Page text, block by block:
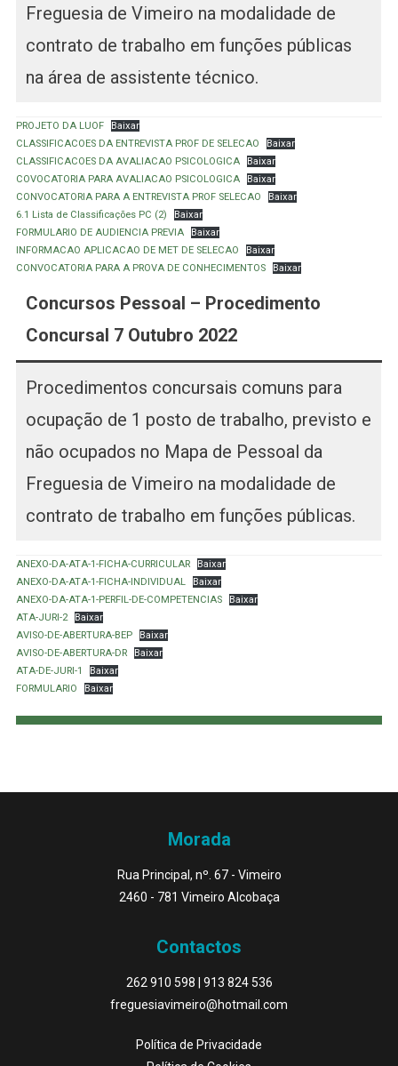
Freguesia de Vimeiro na modalidade de
contrato de trabalho em funções públicas
na área de assistente técnico.
PROJETO DA LUOF
Baixar
CLASSIFICACOES DA ENTREVISTA PROF DE SELECAO
Baixar
CLASSIFICACOES DA AVALIACAO PSICOLOGICA
Baixar
COVOCATORIA PARA AVALIACAO PSICOLOGICA
Baixar
CONVOCATORIA PARA A ENTREVISTA PROF SELECAO
Baixar
6.1 Lista de Classificações PC (2)
Baixar
FORMULARIO DE AUDIENCIA PREVIA
Baixar
INFORMACAO APLICACAO DE MET DE SELECAO
Baixar
CONVOCATORIA PARA A PROVA DE CONHECIMENTOS
Baixar
Concursos Pessoal – Procedimento
Concursal 7 Outubro 2022
Procedimentos concursais comuns para
ocupação de 1 posto de trabalho, previsto e
não ocupados no Mapa de Pessoal da
Freguesia de Vimeiro na modalidade de
contrato de trabalho em funções públicas.
ANEXO-DA-ATA-1-FICHA-CURRICULAR
Baixar
ANEXO-DA-ATA-1-FICHA-INDIVIDUAL
Baixar
ANEXO-DA-ATA-1-PERFIL-DE-COMPETENCIAS
Baixar
ATA-JURI-2
Baixar
AVISO-DE-ABERTURA-BEP
Baixar
AVISO-DE-ABERTURA-DR
Baixar
ATA-DE-JURI-1
Baixar
FORMULARIO
Baixar
Morada
Rua Principal, nº. 67 - Vimeiro
2460 - 781 Vimeiro Alcobaça
Contactos
262 910 598
913 824 536
freguesiavimeiro@hotmail.com
Política de Privacidade